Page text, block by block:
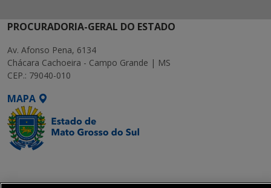
PROCURADORIA-GERAL DO ESTADO
Av. Afonso Pena, 6134
Chácara Cachoeira - Campo Grande | MS
CEP.: 79040-010
MAPA
Executiva de